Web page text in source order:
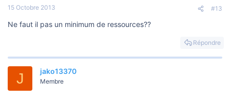
15 Octobre 2013 #13
Ne faut il pas un minimum de ressources??
Répondre
J jako13370
Membre